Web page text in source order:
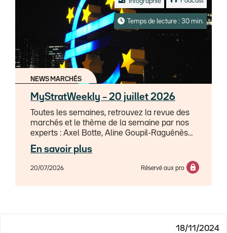
Temps de lecture : 30 min.
NEWS MARCHÉS
MyStratWeekly – 20 juillet 2026
Toutes les semaines, retrouvez la revue des
marchés et le thème de la semaine par nos
experts : Axel Botte, Aline Goupil-Raguénès
et Zouhoure Bousbih dans MyStratWeekly et
son podcast.
En savoir plus
20/07/2026 Réservé aux pro
18/11/2024